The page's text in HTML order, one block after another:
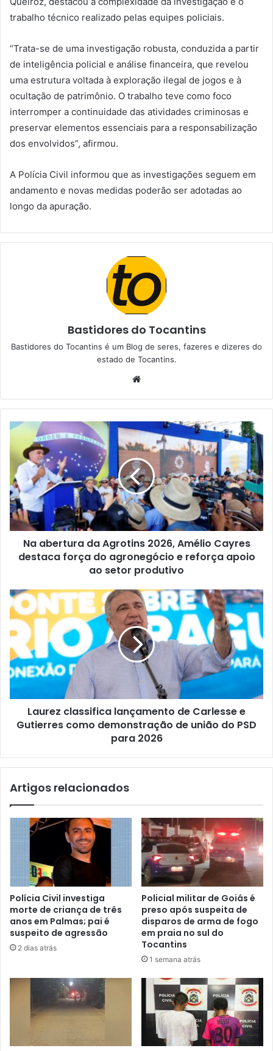
trabalho técnico realizado pelas equipes policiais.
“Trata-se de uma investigação robusta, conduzida a partir
de inteligência policial e análise financeira, que revelou
uma estrutura voltada à exploração ilegal de jogos e à
ocultação de patrimônio. O trabalho teve como foco
interromper a continuidade das atividades criminosas e
preservar elementos essenciais para a responsabilização
dos envolvidos”, afirmou.
A Polícia Civil informou que as investigações seguem em
andamento e novas medidas poderão ser adotadas ao
longo da apuração.
Bastidores do Tocantins
Bastidores do Tocantins é um Blog de seres, fazeres e dizeres do
estado de Tocantins.
b
s
i
t
e
Na abertura da Agrotins 2026, Amélio Cayres
destaca força do agronegócio e reforça apoio
ao setor produtivo
Laurez classifica lançamento de Carlesse e
Gutierres como demonstração de união do PSD
para 2026
Artigos relacionados
Polícia Civil investiga
morte de criança de três
anos em Palmas; pai é
suspeito de agressão
2 dias atrás
Policial militar de Goiás é
preso após suspeita de
disparos de arma de fogo
em praia no sul do
Tocantins
1 semana atrás